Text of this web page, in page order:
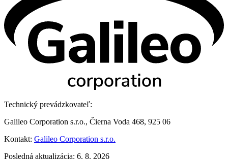
Technický prevádzkovateľ:
Galileo Corporation s.r.o., Čierna Voda 468, 925 06
Kontakt: Galileo Corporation s.r.o.
Posledná aktualizácia: 6. 8. 2026